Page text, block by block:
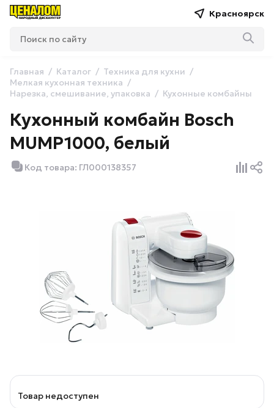
Красноярск
Главная Каталог
Техника для кухни
Мелкая кухонная техника
Нарезка, смешивание, упаковка
Кухонные комбайны
Кухонный комбайн Bosch
MUMP1000, белый
Код товара: ГЛ000138357
Товар недоступен